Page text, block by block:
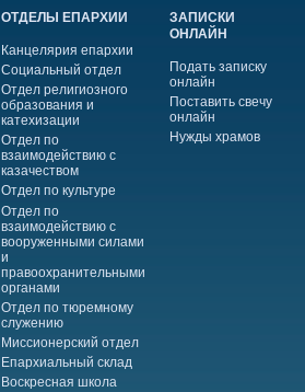
ОТДЕЛЫ ЕПАРХИИ
Канцелярия епархии
Социальный отдел
Отдел религиозного
образования и
катехизации
Отдел по
взаимодействию с
казачеством
Отдел по культуре
Отдел по
взаимодействию с
вооруженными силами
и
правоохранительными
органами
Отдел по тюремному
служению
Миссионерский отдел
Епархиальный склад
Воскресная школа
ЗАПИСКИ
ОНЛАЙН
Подать записку
онлайн
Поставить свечу
онлайн
Нужды храмов